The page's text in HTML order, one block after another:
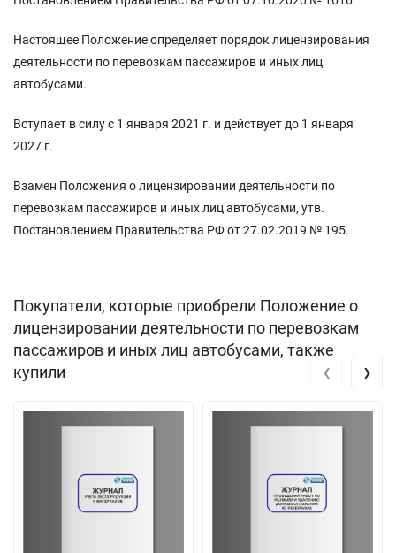
Настоящее Положение определяет порядок лицензирования
деятельности по перевозкам пассажиров и иных лиц
автобусами.
Вступает в силу с 1 января 2021 г. и действует до 1 января
2027 г.
Взамен Положения о лицензировании деятельности по
перевозкам пассажиров и иных лиц автобусами, утв.
Постановлением Правительства РФ от 27.02.2019 № 195.
Покупатели, которые приобрели Положение о
лицензировании деятельности по перевозкам
пассажиров и иных лиц автобусами, также
купили
‹ ›